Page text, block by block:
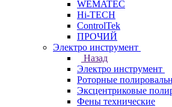
WEMATEC
Hi-TECH
ControlTek
ПРОЧИЙ
Электро инструмент
Назад
Электро инструмент
Роторные
Эксцентриковые
Фены технические